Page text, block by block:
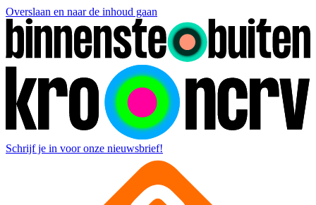
Overslaan en naar de inhoud gaan
Schrijf je in voor onze nieuwsbrief!